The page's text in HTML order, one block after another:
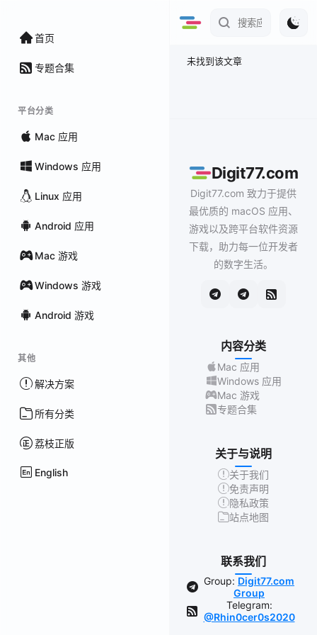
首页
专题合集
平台分类
Mac 应用
Windows 应用
Linux 应用
Android 应用
Mac 游戏
Windows 游戏
Android 游戏
其他
解决方案
所有分类
荔枝正版
English
未找到该文章
Digit77.com
Digit77.com 致力于提供
最优质的 macOS 应用、
游戏以及跨平台软件资源
下载，助力每一位开发者
的数字生活。
内容分类
Mac 应用
Windows 应用
Mac 游戏
专题合集
关于与说明
关于我们
免责声明
隐私政策
站点地图
联系我们
Group: Digit77.com
Group
Telegram:
@Rhin0cer0s2020